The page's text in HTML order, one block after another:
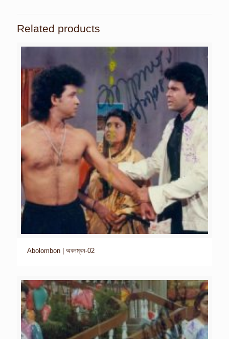
Related products
Abolombon | অবলম্বন-02